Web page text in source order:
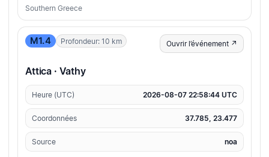
Southern Greece
M1.4 Profondeur: 10 km Ouvrir l’événement ↗
Attica · Vathy
Heure (UTC) 2026-08-07 22:58:44 UTC
Coordonnées 37.785, 23.477
Source noa